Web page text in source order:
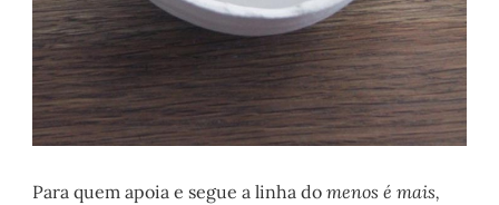
Para quem apoia e segue a linha domenos é mais,